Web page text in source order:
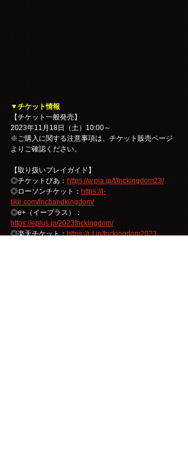
▼チケット情報
【チケット一般発売】
2023年11月18日（土）10:00～
※ご購入に関する注意事項は、チケット販売ページ
よりご確認ください。
【取り扱いプレイガイド】
◎チケットぴあ： https://w.pia.jp/t/fnckingdom23/
◎ローソンチケット： https://l-
tike.com/fncbandkingdom/
◎e+（イープラス）：
https://eplus.jp/2023fnckingdom/
◎楽天チケット：https://r-t.jp/fnckingdom2023